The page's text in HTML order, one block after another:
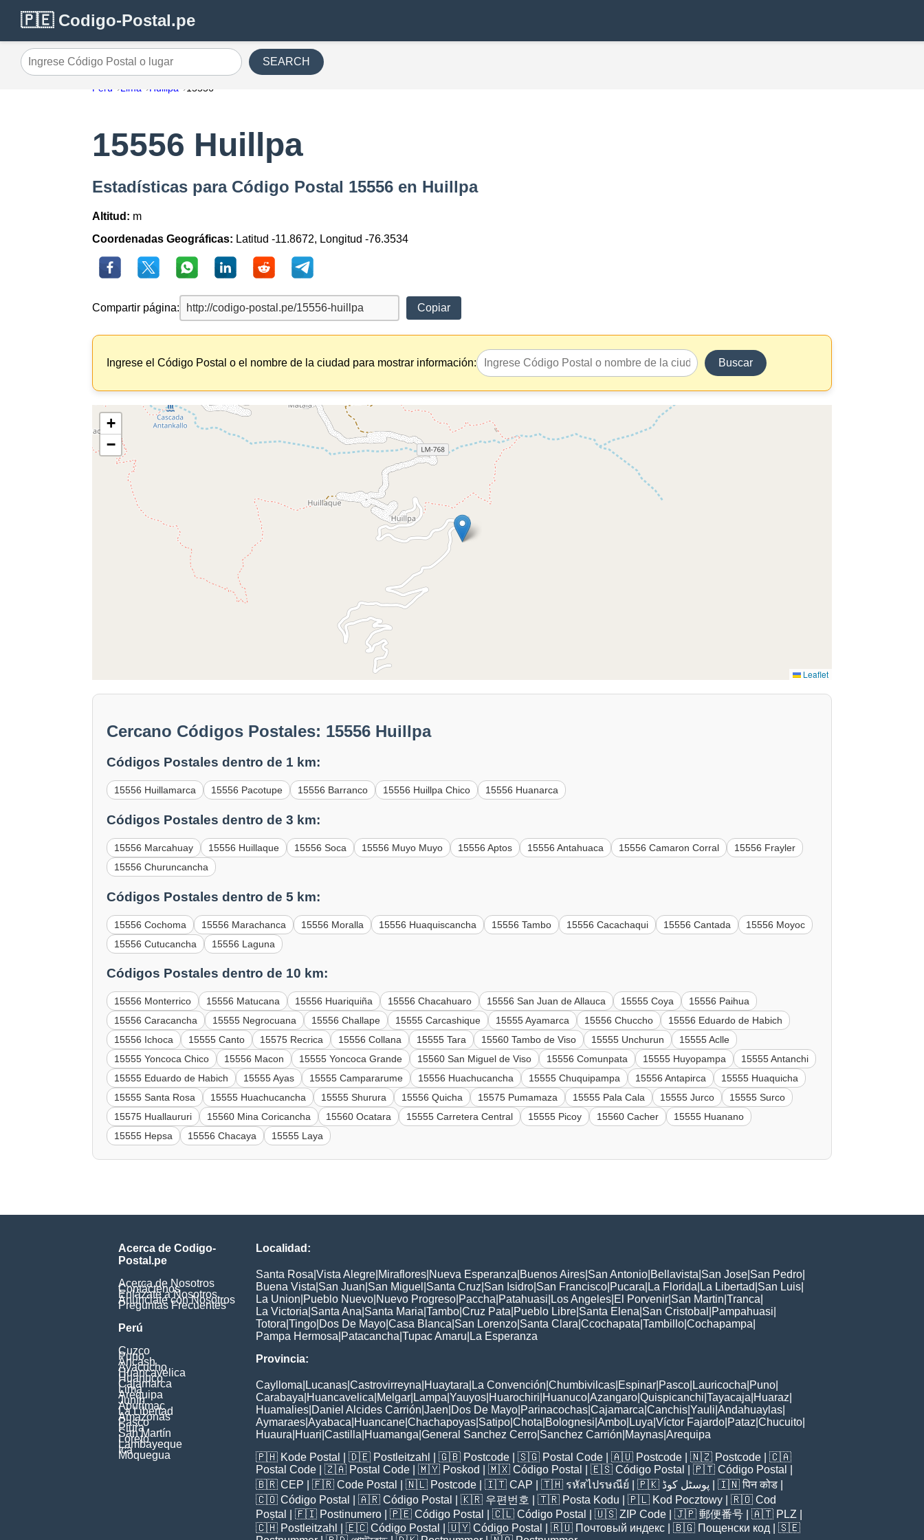
🇵🇪 Codigo-Postal.pe
Ingrese Código Postal o lugar SEARCH
Perú Lima Huillpa 15556
15556 Huillpa
Estadísticas para Código Postal 15556 en Huillpa
Altitud: m
Coordenadas Geográficas: Latitud -11.8672, Longitud -76.3534
Compartir página: Copiar
Ingrese el Código Postal o el nombre de la ciudad para mostrar información: Buscar
+
−
Leaflet
Cercano Códigos Postales: 15556 Huillpa
Códigos Postales dentro de 1 km:
15556 Huillamarca 15556 Pacotupe 15556 Barranco 15556 Huillpa Chico 15556 Huanarca
Códigos Postales dentro de 3 km:
15556 Marcahuay 15556 Huillaque 15556 Soca 15556 Muyo Muyo 15556 Aptos 15556 Antahuaca 15556 Camaron Corral
15556 Frayler
15556 Churuncancha
Códigos Postales dentro de 5 km:
15556 Cochoma 15556 Marachanca 15556 Moralla 15556 Huaquiscancha 15556 Tambo 15556 Cacachaqui 15556 Cantada
15556 Moyoc
15556 Cutucancha
15556 Laguna
Códigos Postales dentro de 10 km:
15556 Monterrico 15556 Matucana 15556 Huariquiña 15556 Chacahuaro 15556 San Juan de Allauca 15555 Coya
15556 Paihua
15556 Caracancha
15555 Negrocuana 15556 Challape 15555 Carcashique 15555 Ayamarca 15556 Chuccho
15556 Eduardo de Habich
15556 Ichoca
15555 Canto 15575 Recrica 15556 Collana 15555 Tara 15560 Tambo de Viso 15555 Unchurun
15555 Aclle
15555 Yoncoca Chico
15556 Macon 15555 Yoncoca Grande 15560 San Miguel de Viso 15556 Comunpata 15555 Huyopampa
15555 Antanchi
15555 Eduardo de Habich
15555 Ayas 15555 Campararume 15556 Huachucancha 15555 Chuquipampa 15556 Antapirca
15555 Huaquicha
15555 Santa Rosa
15555 Huachucancha 15555 Shurura 15556 Quicha 15575 Pumamaza 15555 Pala Cala 15555 Jurco
15555 Surco
15575 Huallaururi
15560 Mina Coricancha 15560 Ocatara 15555 Carretera Central 15555 Picoy 15560 Cacher
15555 Huanano
15555 Hepsa
15556 Chacaya 15555 Laya
Acerca de Codigo-
Postal.pe
Acerca de Nosotros
Contáctenos
Enlázate a Nosotros
Anúnciate con Nosotros
Preguntas Frecuentes
Perú
Cuzco
Puno
Ancash
Ayacucho
Huancavelica
Huanuco
Cajamarca
Lima
Arequipa
Junín
Apurimac
La Libertad
Amazonas
Pasco
Piura
San Martín
Loreto
Lambayeque
Ica
Moquegua
Localidad:
Santa Rosa Vista Alegre Miraflores Nueva Esperanza Buenos Aires San Antonio Bellavista San Jose San Pedro
Buena Vista San Juan San Miguel Santa Cruz San Isidro San Francisco Pucara La Florida La Libertad San Luis
La Union Pueblo Nuevo Nuevo Progreso Paccha Patahuasi Los Angeles El Porvenir San Martin Tranca
La Victoria Santa Ana Santa Maria Tambo Cruz Pata Pueblo Libre Santa Elena San Cristobal Pampahuasi
Totora Tingo Dos De Mayo Casa Blanca San Lorenzo Santa Clara Ccochapata Tambillo Cochapampa
Pampa Hermosa Patacancha Tupac Amaru La Esperanza
Provincia:
Caylloma Lucanas Castrovirreyna Huaytara La Convención Chumbivilcas Espinar Pasco Lauricocha Puno
Carabaya Huancavelica Melgar Lampa Yauyos Huarochiri Huanuco Azangaro Quispicanchi Tayacaja Huaraz
Huamalies Daniel Alcides Carrión Jaen Dos De Mayo Parinacochas Cajamarca Canchis Yauli Andahuaylas
Aymaraes Ayabaca Huancane Chachapoyas Satipo Chota Bolognesi Ambo Luya Víctor Fajardo Pataz Chucuito
Huaura Huari Castilla Huamanga General Sanchez Cerro Sanchez Carrión Maynas Arequipa
🇵🇭 Kode Postal | 🇩🇪 Postleitzahl | 🇬🇧 Postcode | 🇸🇬 Postal Code | 🇦🇺 Postcode | 🇳🇿 Postcode | 🇨🇦
Postal Code | 🇿🇦 Postal Code | 🇲🇾 Poskod | 🇲🇽 Código Postal | 🇪🇸 Código Postal | 🇵🇹 Código Postal
🇧🇷 CEP | 🇫🇷 Code Postal | 🇳🇱 Postcode | 🇮🇹 CAP | 🇹🇭 รหัสไปรษณีย์ | 🇵🇰 پوسٹل کوڈ | 🇮🇳पिन कोड
🇨🇴 Código Postal | 🇦🇷 Código Postal | 🇰🇷 우편번호 | 🇹🇷 Posta Kodu | 🇵🇱 Kod Pocztowy | 🇷🇴 Cod
Poștal
| 🇫🇮 Postinumero | 🇵🇪 Código Postal | 🇨🇱 Código Postal | 🇺🇸 ZIP Code | 🇯🇵 郵便番号 | 🇦🇹 PLZ
🇨🇭 Postleitzahl | 🇪🇨 Código Postal | 🇺🇾 Código Postal | 🇷🇺 Почтовый индекс | 🇧🇬 Пощенски код | 🇸🇪